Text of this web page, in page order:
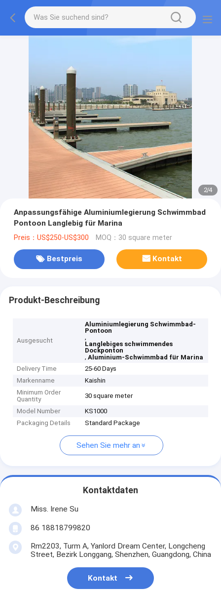
2/4
Anpassungsfähige Aluminiumlegierung Schwimmbad
Pontoon Langlebig für Marina
Preis：US$250-US$300 MOQ：30 square meter
Bestpreis Kontakt
Produkt-Beschreibung
Ausgesucht
Aluminiumlegierung Schwimmbad-
Pontoon
,
Langlebiges schwimmendes
Dockponton
,Aluminium-Schwimmbad für Marina
Delivery Time
25-60 Days
Markenname
Kaishin
Minimum Order
Quantity
30 square meter
Model Number
KS1000
Packaging Details
Standard Package
Sehen Sie mehr an
Kontaktdaten
Miss. Irene Su
86 18818799820
Rm2203, Turm A, Yanlord Dream Center, Longcheng
Street, Bezirk Longgang, Shenzhen, Guangdong, China
Kontakt